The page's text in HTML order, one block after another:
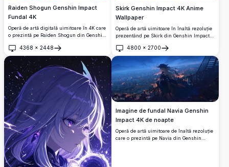
Raiden Shogun Genshin Impact
Fundal 4K
Operă de artă digitală uimitoare în 4K care
o prezintă pe Raiden Shogun din Genshin
mijlocul energiei violet învârtite și a
petalelor de cireș. Ilustrație în stil anime
de înaltă rezoluție perfectă pentru
fundaluri desktop cu o paletă de culori
violet și roz vibrantă care creează o
atmosferă de scenă de luptă epică.
4368 × 2448
Deschide
Skirk Genshin Impact 4K Anime
Wallpaper
Operă de artă uimitoare în înaltă rezoluție
prezentând pe Skirk din Genshin Impact
cristalice mistice pe un fundal cosmic
înstelat. Wallpaper desktop perfect care
prezintă stilul artistic anime eteric cu o
paletă vibrantă de culori violet și albastru.
4800 × 2700
Deschide
Imagine de fundal Navia Genshin
Impact 4K de noapte
Operă de artă uimitoare de înaltă rezoluție
care o prezintă pe Navia din Genshin